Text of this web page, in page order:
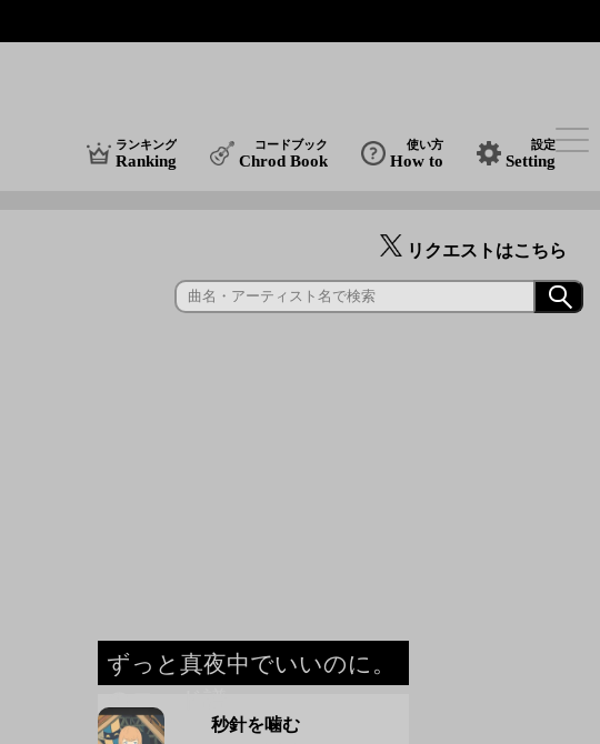
ランキング
Ranking
コードブック
Chrod Book
使い方
How to
設定
Setting
リクエストはこちら
ずっと真夜中でいいのに。
秒針を噛む